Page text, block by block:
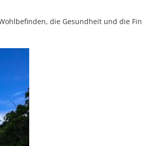
die Gesundheit und die